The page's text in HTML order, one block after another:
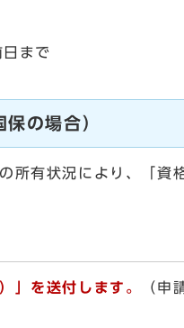
まで
の場合）
有状況により、「資
」を送付します。 （申